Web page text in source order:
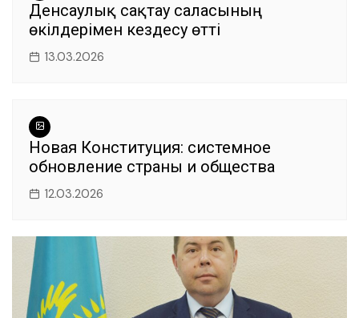
Денсаулық сақтау саласының
өкілдерімен кездесу өтті
13.03.2026
Новая Конституция: системное
обновление страны и общества
12.03.2026